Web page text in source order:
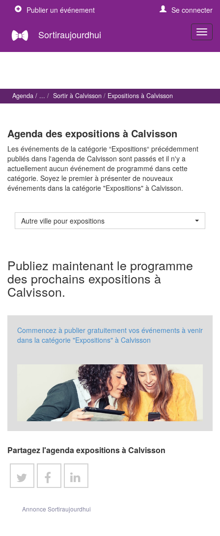
Publier un événement Se connecter
Sortiraujourdhui
Agenda Sortir à Calvisson Expositions à Calvisson
Agenda des expositions à Calvisson
Les événements de la catégorie “Expositions“ précédemment
publiés dans l'agenda de Calvisson sont passés et il n'y a
actuellement aucun événement de programmé dans cette
catégorie. Soyez le premier à présenter de nouveaux
événements dans la catégorie "Expositions" à Calvisson.
Autre ville pour expositions
Publiez maintenant le programme
des prochains expositions à
Calvisson.
Commencez à publier gratuitement vos événements à venir
dans la catégorie "Expositions" à Calvisson
Partagez l'agenda expositions à Calvisson
Annonce Sortiraujourdhui